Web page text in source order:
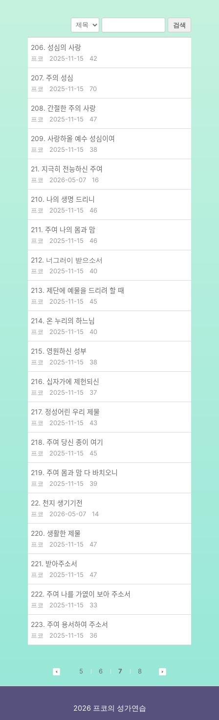
검색
206. 성심의 사랑
프코 2025-11-15 42
207. 주의 성심
프코 2025-11-15 70
208. 간절한 주의 사랑
프코 2025-11-15 47
209. 사랑하올 예수 성심이여
프코 2025-11-15 38
21. 지극히 전능하신 주여
프코 2026-05-07 16
210. 나의 생명 드리니
프코 2025-11-15 46
211. 주여 나의 몸과 맘
프코 2025-11-15 46
212. 너그러이 받으소서
프코 2025-11-15 40
213. 제단에 예물을 드리려 할 때
프코 2025-11-15 45
214. 온 누리의 하느님
프코 2025-11-15 40
215. 영원하신 성부
프코 2025-11-15 38
216. 십자가에 제헌되신
프코 2025-11-15 37
217. 정성어린 우리 제물
프코 2025-11-15 43
218. 주여 당신 종이 여기
프코 2025-11-15 45
219. 주여 몸과 맘 다 바치오니
프코 2025-11-15 39
22. 천지 생기기전
프코 2026-05-07 14
220. 생활한 제물
프코 2025-11-15 47
221. 받아주소서
프코 2025-11-15 47
222. 주여 나를 가엾이 보아 주소서
프코 2025-11-15 33
223. 주여 용서하여 주소서
프코 2025-11-15 36
5 6 7 8
2026 프코의 성가연습